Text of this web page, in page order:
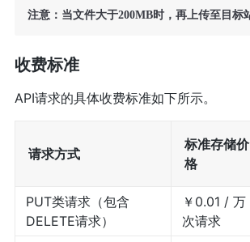
收费标准
API请求的具体收费标准如下所示。
请求方式
标准存储价
格
PUT类请求（包含
DELETE请求）
￥0.01 / 万
次请求